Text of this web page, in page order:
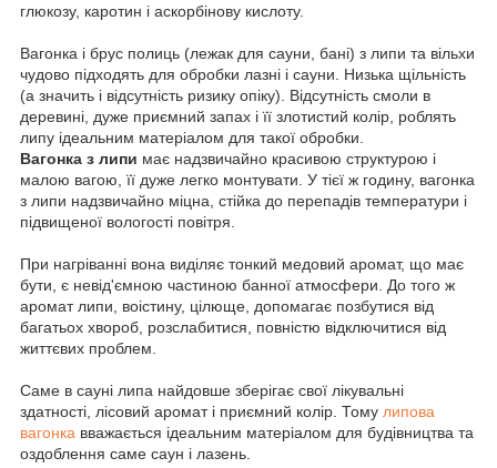
глюкозу, каротин і аскорбінову кислоту.
Вагонка і брус полиць (лежак для сауни, бані) з липи та вільхи
чудово підходять для обробки лазні і сауни. Низька щільність
(а значить і відсутність ризику опіку). Відсутність смоли в
деревині, дуже приємний запах і її злотистий колір, роблять
липу ідеальним матеріалом для такої обробки.
Вагонка з липи має надзвичайно красивою структурою і
малою вагою, її дуже легко монтувати. У тієї ж годину, вагонка
з липи надзвичайно міцна, стійка до перепадів температури і
підвищеної вологості повітря.
При нагріванні вона виділяє тонкий медовий аромат, що має
бути, є невід'ємною частиною банної атмосфери. До того ж
аромат липи, воістину, цілюще, допомагає позбутися від
багатьох хвороб, розслабитися, повністю відключитися від
життєвих проблем.
Саме в сауні липа найдовше зберігає свої лікувальні
здатності, лісовий аромат і приємний колір. Тому липова
вагонка вважається ідеальним матеріалом для будівництва та
оздоблення саме саун і лазень.